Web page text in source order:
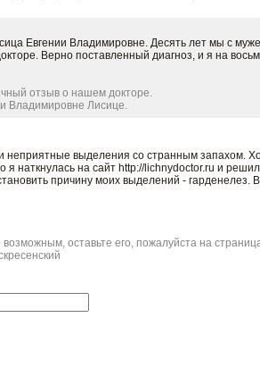
Евгении Владимировне. Десять лет мы с
Верно поставленный диагноз, и я на
отзыв о нашем докторе.
Владимировне Лисице.
выделения со странным запахом.
наткнулась на сайт http://lichnydoctor.ru и
причину моих выделений -
оставьте его, пожалуйста на